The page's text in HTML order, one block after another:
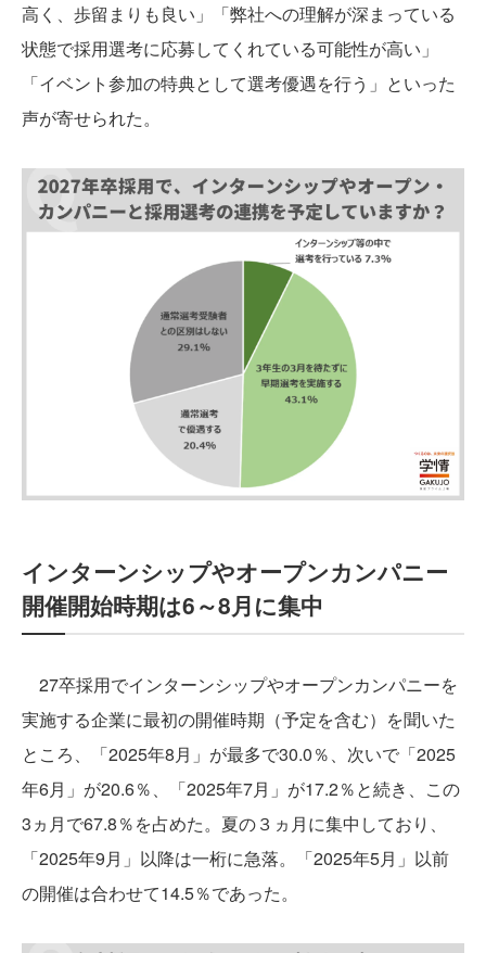
高く、歩留まりも良い」「弊社への理解が深まっている
状態で採用選考に応募してくれている可能性が高い」
「イベント参加の特典として選考優遇を行う」といった
声が寄せられた。
インターンシップやオープンカンパニー
開催開始時期は6～8月に集中
27卒採用でインターンシップやオープンカンパニーを
実施する企業に最初の開催時期（予定を含む）を聞いた
ところ、「2025年8月」が最多で30.0％、次いで「2025
年6月」が20.6％、「2025年7月」が17.2％と続き、この
3ヵ月で67.8％を占めた。夏の３ヵ月に集中しており、
「2025年9月」以降は一桁に急落。「2025年5月」以前
の開催は合わせて14.5％であった。